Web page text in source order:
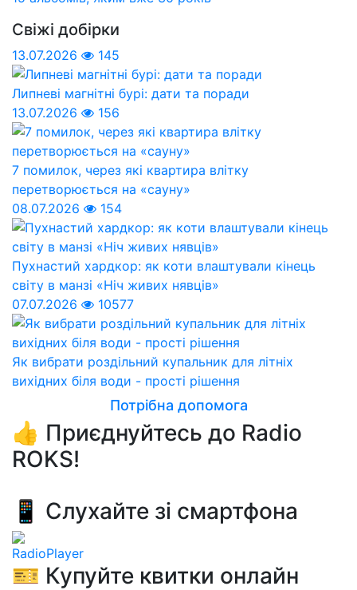
Свіжі добірки
13.07.2026 145
Липневі магнітні бурі: дати та поради
13.07.2026
156
7 помилок, через які квартира влітку
перетворюється на «сауну»
08.07.2026
154
Пухнастий хардкор: як коти влаштували кінець
світу в манзі «Ніч живих нявців»
07.07.2026
10577
Як вибрати роздільний купальник для літніх
вихідних біля води - прості рішення
Потрібна допомога
👍 Приєднуйтесь до Radio
ROKS!
📱 Слухайте зі смартфона
RadioPlayer
🎫 Купуйте квитки онлайн